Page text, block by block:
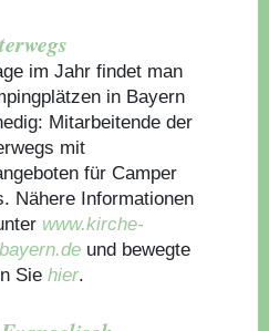
im Jahr findet man
in Bayern
Mitarbeitende der
mit
für Camper
Nähere Informationen
www.kirche-
und bewegte
Sie hier.